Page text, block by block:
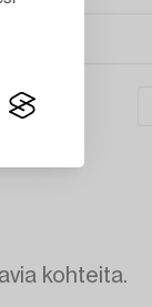
kohteita.